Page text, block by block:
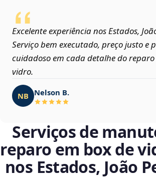
Excelente experiência nos Estados,
Serviço bem executado, preço justo e
cuidadoso em cada detalhe do
vidro.
NB Nelson B.
Serviços de
reparo em box de
nos Estados, João